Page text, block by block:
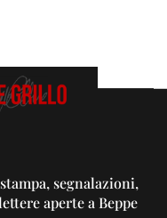
segnalazioni,
aperte a Beppe